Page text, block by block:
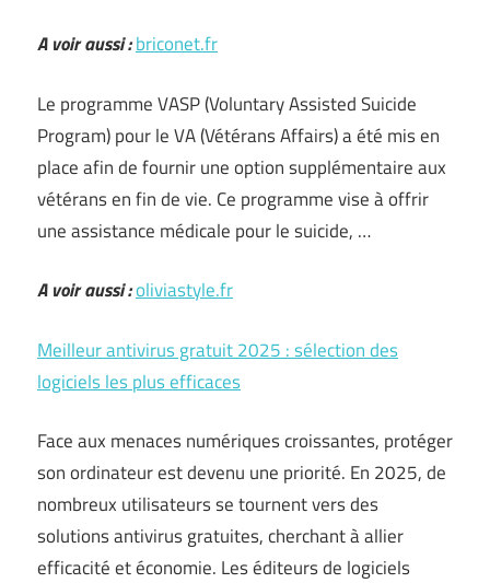
A voir aussi :briconet.fr
Le programme VASP (Voluntary Assisted Suicide
Program) pour le VA (Vétérans Affairs) a été mis en
place afin de fournir une option supplémentaire aux
vétérans en fin de vie. Ce programme vise à offrir
une assistance médicale pour le suicide, …
A voir aussi :oliviastyle.fr
Meilleur antivirus gratuit 2025 : sélection des
logiciels les plus efficaces
Face aux menaces numériques croissantes, protéger
son ordinateur est devenu une priorité. En 2025, de
nombreux utilisateurs se tournent vers des
solutions antivirus gratuites, cherchant à allier
efficacité et économie. Les éditeurs de logiciels